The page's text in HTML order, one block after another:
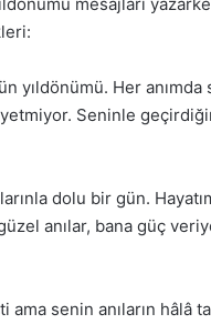
yıldönümü. Her
Seninle
dolu bir gün.
anılar, bana güç
ama senin anıların